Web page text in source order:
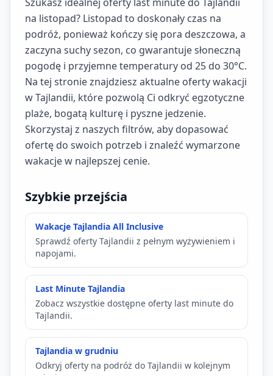
na listopad? Listopad to doskonały czas na
podróż, ponieważ kończy się pora deszczowa, a
zaczyna suchy sezon, co gwarantuje słoneczną
pogodę i przyjemne temperatury od 25 do 30°C.
Na tej stronie znajdziesz aktualne oferty wakacji
w Tajlandii, które pozwolą Ci odkryć egzotyczne
plaże, bogatą kulturę i pyszne jedzenie.
Skorzystaj z naszych filtrów, aby dopasować
ofertę do swoich potrzeb i znaleźć wymarzone
wakacje w najlepszej cenie.
Szybkie przejścia
Wakacje Tajlandia All Inclusive
Sprawdź oferty Tajlandii z pełnym wyżywieniem i
napojami.
Last Minute Tajlandia
Zobacz wszystkie dostępne oferty last minute do
Tajlandii.
Tajlandia w grudniu
Odkryj oferty na podróż do Tajlandii w kolejnym